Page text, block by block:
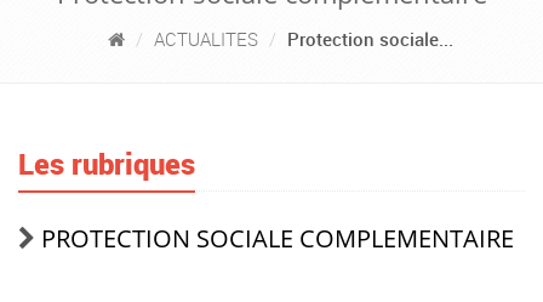
ACTUALITES Protection sociale...
Les rubriques
PROTECTION SOCIALE COMPLEMENTAIRE